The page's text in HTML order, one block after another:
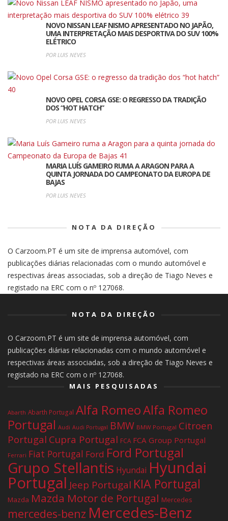
NOVO NISSAN LEAF NISMO APRESENTADO NO JAPÃO,
UMA INTERPRETAÇÃO MAIS DESPORTIVA DO SUV 100%
ELÉTRICO
POR LUIS NEVES
NOVO OPEL CORSA GSE: O REGRESSO DA TRADIÇÃO
DOS “HOT HATCH”
POR LUIS NEVES
MARIA LUÍS GAMEIRO RUMA A ARAGON PARA A
QUINTA JORNADA DO CAMPEONATO DA EUROPA DE
BAJAS
POR LUIS NEVES
NOTA DA DIREÇÃO
O Carzoom.PT é um site de imprensa automóvel, com
publicações diárias relacionadas com o mundo automóvel e
respectivas áreas associadas, sob a direção de Tiago Neves e
registado na ERC com o nº 127068.
NOTA DA DIREÇÃO
O Carzoom.PT é um site de imprensa automóvel, com
publicações diárias relacionadas com o mundo automóvel e
respectivas áreas associadas, sob a direção de Tiago Neves e
registado na ERC com o nº 127068.
MAIS PESQUISADAS
Abarth Abarth Portugal Alfa RomeoAlfa Romeo
Portugal Audi Audi Portugal BMW BMW Portugal Citroen
Portugal Cupra Portugal FCA FCA Group Portugal
Ferrari Fiat Portugal Ford Ford Portugal
Grupo Stellantis Hyundai Hyundai
Portugal Jeep Portugal KIA Portugal
Mazda Mazda Motor de Portugal Mercedes
mercedes-benz Mercedes-Benz